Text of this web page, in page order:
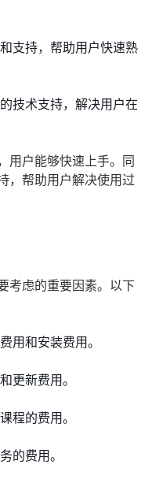
支持，帮助用户快速熟
技术支持，解决用户在
用户能够快速上手。同
，帮助用户解决使用过
考虑的重要因素。以下
用和安装费用。
更新费用。
程的费用。
的费用。